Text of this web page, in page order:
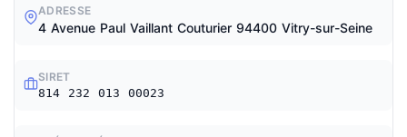
ADRESSE
4 Avenue Paul Vaillant Couturier 94400 Vitry-sur-Seine
SIRET
814 232 013 00023